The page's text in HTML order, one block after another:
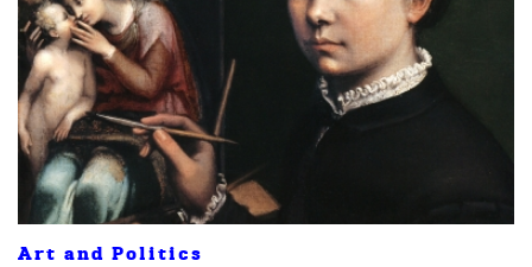
Art and Politics